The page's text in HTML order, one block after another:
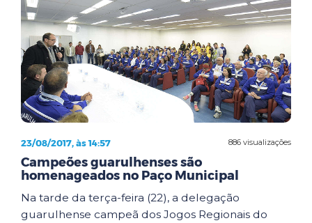
886 visualizações
23/08/2017, às 14:57
Campeões guarulhenses são
homenageados no Paço Municipal
Na tarde da terça-feira (22), a delegação
guarulhense campeã dos Jogos Regionais do